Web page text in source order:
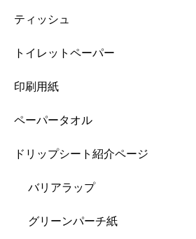
ティッシュ
トイレットペーパー
印刷用紙
ペーパータオル
ドリップシート紹介ページ
バリアラップ
グリーンパーチ紙